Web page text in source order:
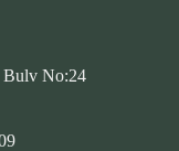
Bulv No:24